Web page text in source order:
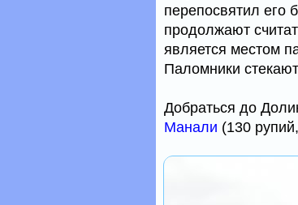
перепосвятил его
продолжают
является местом
Паломники
Добраться до
Манали (130